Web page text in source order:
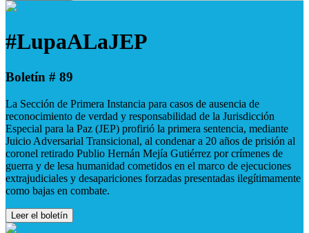
#LupaALaJEP
Boletín # 89
La Sección de Primera Instancia para casos de ausencia de
reconocimiento de verdad y responsabilidad de la Jurisdicción
Especial para la Paz (JEP) profirió la primera sentencia, mediante
Juicio Adversarial Transicional, al condenar a 20 años de prisión al
coronel retirado Publio Hernán Mejía Gutiérrez por crímenes de
guerra y de lesa humanidad cometidos en el marco de ejecuciones
extrajudiciales y desapariciones forzadas presentadas ilegítimamente
como bajas en combate.
Leer el boletín